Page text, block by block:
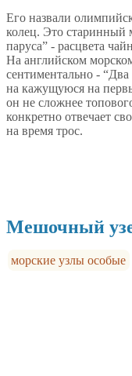
Его назвали
колец. Это старинный
паруса” - расцвета
На английском
сентиментально -
на кажущуюся на
он не сложнее
конкретно отвечает
на время трос.
Мешочный
морские узлы особые